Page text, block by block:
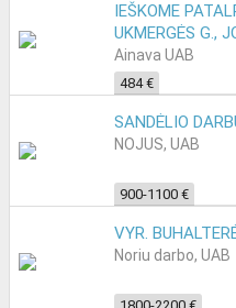
IEŠKOME
UKMERGĖS G.,
Ainava UAB
484 €
SANDĖLIO
NOJUS, UAB
900-1100 €
VYR.
Noriu darbo, UAB